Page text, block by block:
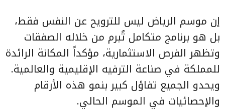
إن موسم الرياض ليس للترويح عن النفس فقط،
بل هو برنامج متكامل تُبرم من خلاله الصفقات
وتظهر الفرص الاستثمارية، مؤكداً المكانة الرائدة
للمملكة في صناعة الترفيه الإقليمية والعالمية.
ويحدو الجميع تفاؤل كبير بنمو هذه الأرقام
والإحصائيات في الموسم الحالي.